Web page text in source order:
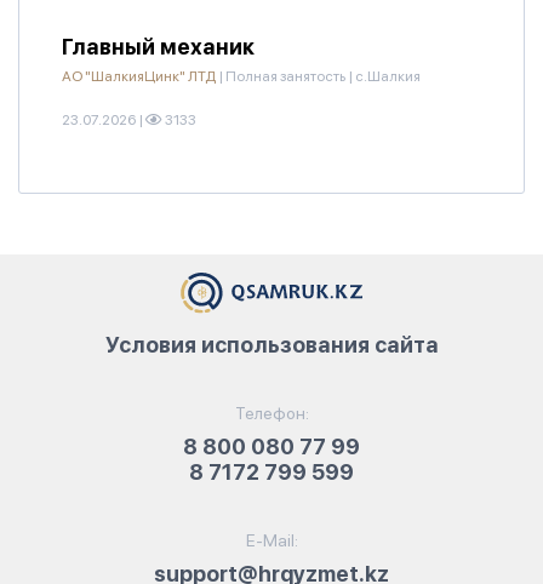
Главный механик
АО "ШалкияЦинк" ЛТД | Полная занятость | с.Шалкия
23.07.2026 | 3133
Телефон:
8 800 080 77 99
8 7172 799 599
E-Mail:
support@hrqyzmet.kz
Условия использования сайта